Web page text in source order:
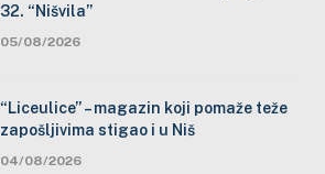
32. “Nišvila”
05/08/2026
“Liceulice” – magazin koji pomaže teže
zapošljivima stigao i u Niš
04/08/2026